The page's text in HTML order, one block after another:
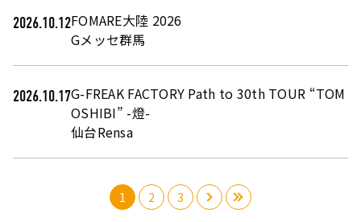
2026.10.12FOMARE大陸 2026
Gメッセ群馬
2026.10.17G-FREAK FACTORY Path to 30th TOUR “TOM
OSHIBI” -燈-
仙台Rensa
1 2 3 › »